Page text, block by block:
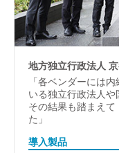
地方独立行政法人
「各ベンダーには
いる独立行政法人や
その結果も踏まえ
た」
導入製品